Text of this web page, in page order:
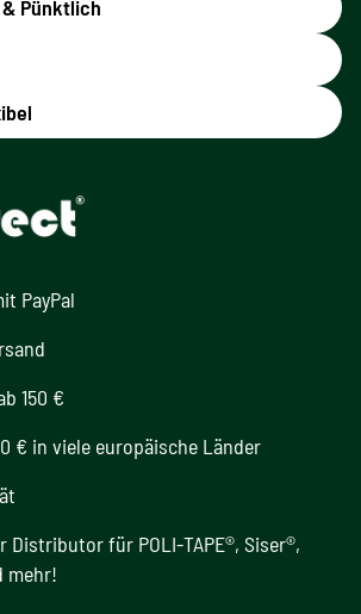
Pünktlich
PayPal
150 €
€ in viele europäische Länder
für POLI-TAPE®, Siser®,
mehr!